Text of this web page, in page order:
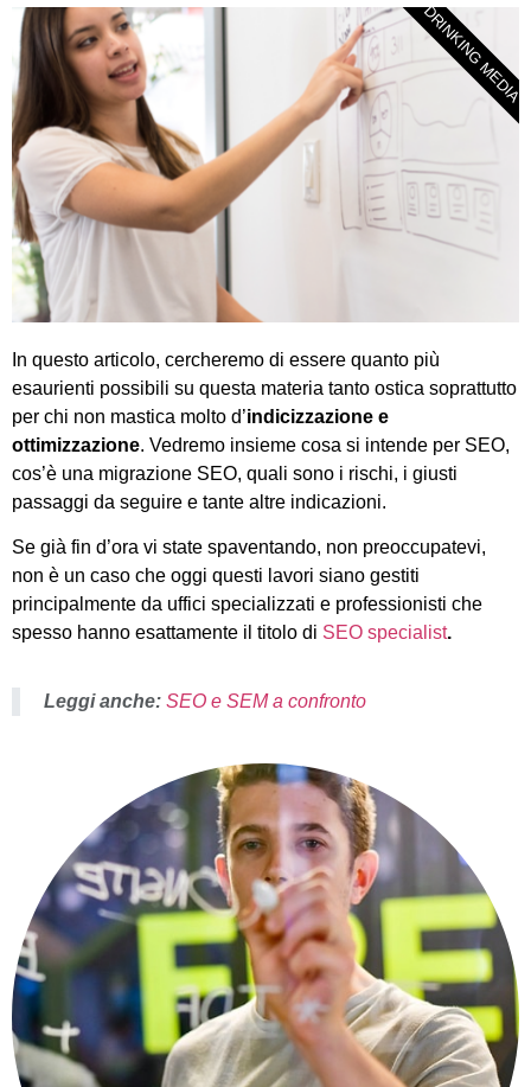
DRINKING MEDIA
In questo articolo, cercheremo di essere quanto più
esaurienti possibili su questa materia tanto ostica soprattutto
per chi non mastica molto d’indicizzazione e
ottimizzazione. Vedremo insieme cosa si intende per SEO,
cos’è una migrazione SEO, quali sono i rischi, i giusti
passaggi da seguire e tante altre indicazioni.
Se già fin d’ora vi state spaventando, non preoccupatevi,
non è un caso che oggi questi lavori siano gestiti
principalmente da uffici specializzati e professionisti che
spesso hanno esattamente il titolo di SEO specialist.
Leggi anche: SEO e SEM a confronto